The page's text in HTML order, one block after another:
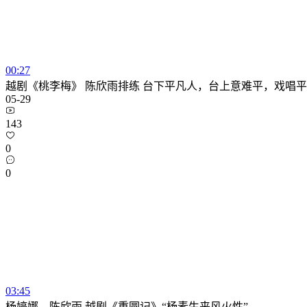
00:27
越剧《桃李梅》 陈欣雨排练 台下平凡人，台上意难平，戏唱
05-29
143
0
0
03:45